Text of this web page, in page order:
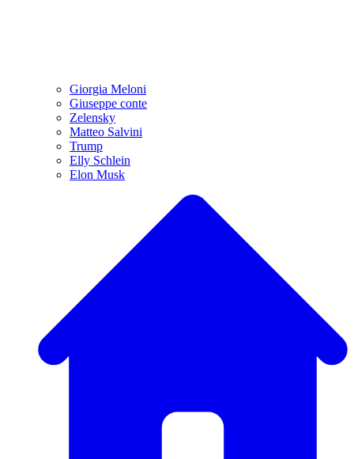
Giorgia Meloni
Giuseppe conte
Zelensky
Matteo Salvini
Trump
Elly Schlein
Elon Musk